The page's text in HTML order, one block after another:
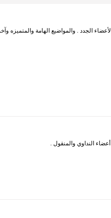
الجدد . والمواضيع الهامة والمتميزه
النداوي والمنقول .